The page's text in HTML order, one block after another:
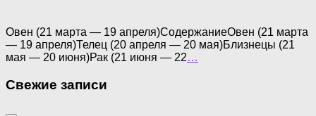
Овен (21 марта — 19 апреля)СодержаниеОвен (21 марта
— 19 апреля)Телец (20 апреля — 20 мая)Близнецы (21
мая — 20 июня)Рак (21 июня — 22…
Свежие записи